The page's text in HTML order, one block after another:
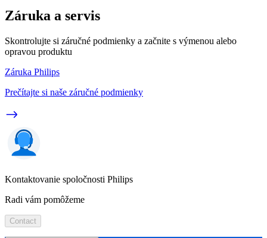
Záruka a servis
Skontrolujte si záručné podmienky a začnite s výmenou alebo
opravou produktu
Záruka Philips
Prečítajte si naše záručné podmienky
Kontaktovanie spoločnosti Philips
Radi vám pomôžeme
Contact